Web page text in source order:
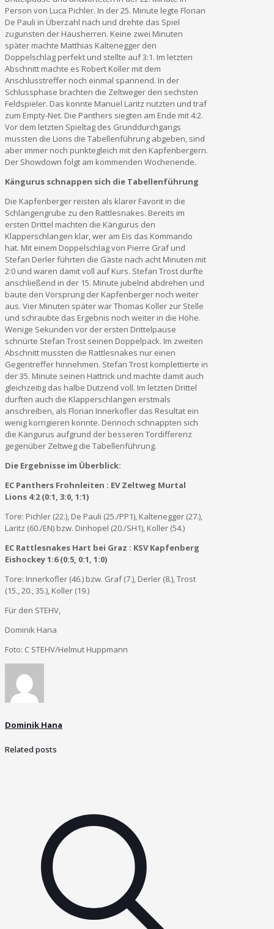
Person von Luca Pichler. In der 25. Minute legte Florian
De Pauli in Überzahl nach und drehte das Spiel
zugunsten der Hausherren. Keine zwei Minuten
später machte Matthias Kaltenegger den
Doppelschlag perfekt und stellte auf 3:1. Im letzten
Abschnitt machte es Robert Koller mit dem
Anschlusstreffer noch einmal spannend. In der
Schlussphase brachten die Zeltweger den sechsten
Feldspieler. Das konnte Manuel Laritz nutzten und traf
zum Empty-Net. Die Panthers siegten am Ende mit 4:2.
Vor dem letzten Spieltag des Grunddurchgangs
mussten die Lions die Tabellenführung abgeben, sind
aber immer noch punktegleich mit den Kapfenbergern.
Der Showdown folgt am kommenden Wochenende.
Kängurus schnappen sich die Tabellenführung
Die Kapfenberger reisten als klarer Favorit in die
Schlangengrube zu den Rattlesnakes. Bereits im
ersten Drittel machten die Kängurus den
Klapperschlangen klar, wer am Eis das Kommando
hat. Mit einem Doppelschlag von Pierre Graf und
Stefan Derler führten die Gäste nach acht Minuten mit
2:0 und waren damit voll auf Kurs. Stefan Trost durfte
anschließend in der 15. Minute jubelnd abdrehen und
baute den Vorsprung der Kapfenberger noch weiter
aus. Vier Minuten später war Thomas Koller zur Stelle
und schraubte das Ergebnis noch weiter in die Höhe.
Wenige Sekunden vor der ersten Drittelpause
schnürte Stefan Trost seinen Doppelpack. Im zweiten
Abschnitt mussten die Rattlesnakes nur einen
Gegentreffer hinnehmen. Stefan Trost komplettierte in
der 35. Minute seinen Hattrick und machte damit auch
gleichzeitig das halbe Dutzend voll. Im letzten Drittel
durften auch die Klapperschlangen erstmals
anschreiben, als Florian Innerkofler das Resultat ein
wenig korrigieren konnte. Dennoch schnappten sich
die Kängurus aufgrund der besseren Tordifferenz
gegenüber Zeltweg die Tabellenführung.
Die Ergebnisse im Überblick:
EC Panthers Frohnleiten : EV Zeltweg Murtal
Lions 4:2 (0:1, 3:0, 1:1)
Tore: Pichler (22.), De Pauli (25./PP1), Kaltenegger (27.),
Laritz (60./EN) bzw. Dinhopel (20./SH1), Koller (54.)
EC Rattlesnakes Hart bei Graz : KSV Kapfenberg
Eishockey 1:6 (0:5, 0:1, 1:0)
Tore: Innerkofler (46.) bzw. Graf (7.), Derler (8.), Trost
(15., 20., 35.), Koller (19.)
Für den STEHV,
Dominik Hana
Foto: C STEHV/Helmut Huppmann
Dominik Hana
Related posts